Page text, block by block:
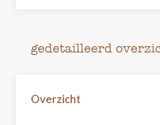
gedetailleerd
Overzicht